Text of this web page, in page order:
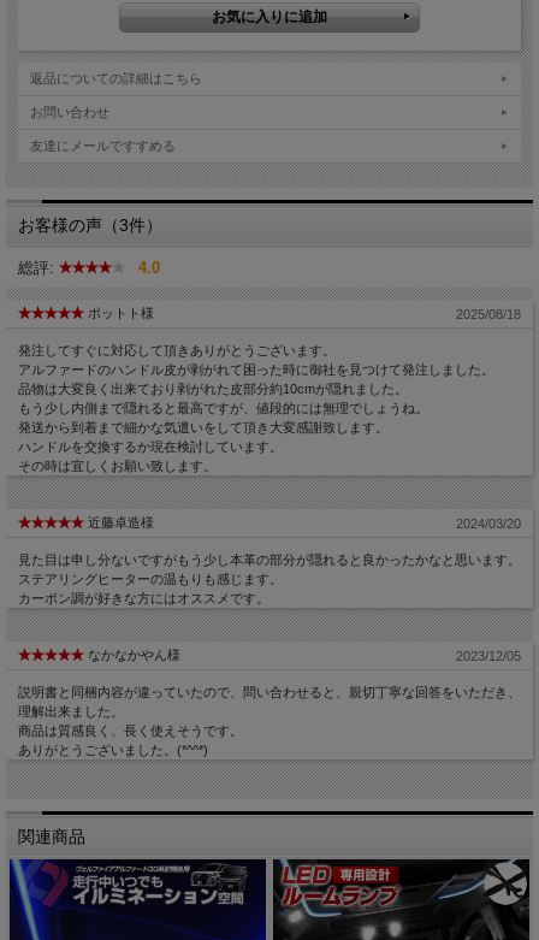
返品についての詳細はこちら
お問い合わせ
友達にメールですすめる
お客様の声（3件）
総評: 4.0
ポットト様 2025/08/18
発注してすぐに対応して頂きありがとうございます。
アルファードのハンドル皮が剥がれて困った時に御社を見つけて発注しました。
品物は大変良く出来ており剥がれた皮部分約10cmが隠れました。
もう少し内側まで隠れると最高ですが、値段的には無理でしょうね。
発送から到着まで細かな気遣いをして頂き大変感謝致します。
ハンドルを交換するか現在検討しています。
その時は宜しくお願い致します。
近藤卓造様 2024/03/20
見た目は申し分ないですがもう少し本革の部分が隠れると良かったかなと思います。
ステアリングヒーターの温もりも感じます。
カーボン調が好きな方にはオススメです。
なかなかやん様 2023/12/05
説明書と同梱内容が違っていたので、問い合わせると、親切丁寧な回答をいただき、
理解出来ました。
商品は質感良く、長く使えそうです。
ありがとうございました。(*^^*)
関連商品